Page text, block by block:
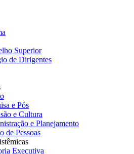
Superior
de Dirigentes
e Pós
e Cultura
e Planejamento
de Pessoas
Executiva